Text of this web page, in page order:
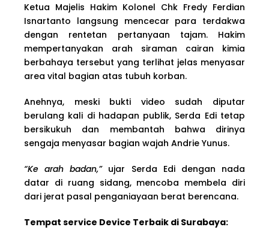
Ketua Majelis Hakim Kolonel Chk Fredy Ferdian
Isnartanto langsung mencecar para terdakwa
dengan rentetan pertanyaan tajam. Hakim
mempertanyakan arah siraman cairan kimia
berbahaya tersebut yang terlihat jelas menyasar
area vital bagian atas tubuh korban.
Anehnya, meski bukti video sudah diputar
berulang kali di hadapan publik, Serda Edi tetap
bersikukuh dan membantah bahwa dirinya
sengaja menyasar bagian wajah Andrie Yunus.
“Ke arah badan,”ujar Serda Edi dengan nada
datar di ruang sidang, mencoba membela diri
dari jerat pasal penganiayaan berat berencana.
Tempat service Device Terbaik di Surabaya: